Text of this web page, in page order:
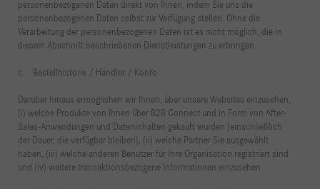
personenbezogenen Daten direkt von Ihnen, indem Sie uns die
personenbezogenen Daten selbst zur Verfügung stellen. Ohne die
Verarbeitung der personenbezogenen Daten ist es nicht möglich, die in
diesem Abschnitt beschriebenen Dienstleistungen zu erbringen.
c. Bestellhistorie / Händler / Konto
Darüber hinaus ermöglichen wir Ihnen, über unsere Websites einzusehen,
(i) welche Produkte von Ihnen über B2B Connect und in Form von After-
Sales-Anwendungen und Dateninhalten gekauft wurden (einschließlich
der Dauer, die verfügbar bleiben), (ii) welche Partner Sie ausgewählt
haben, (iii) welche anderen Benutzer für Ihre Organisation registriert sind
und (iv) weitere transaktionsbezogene Informationen einzusehen.